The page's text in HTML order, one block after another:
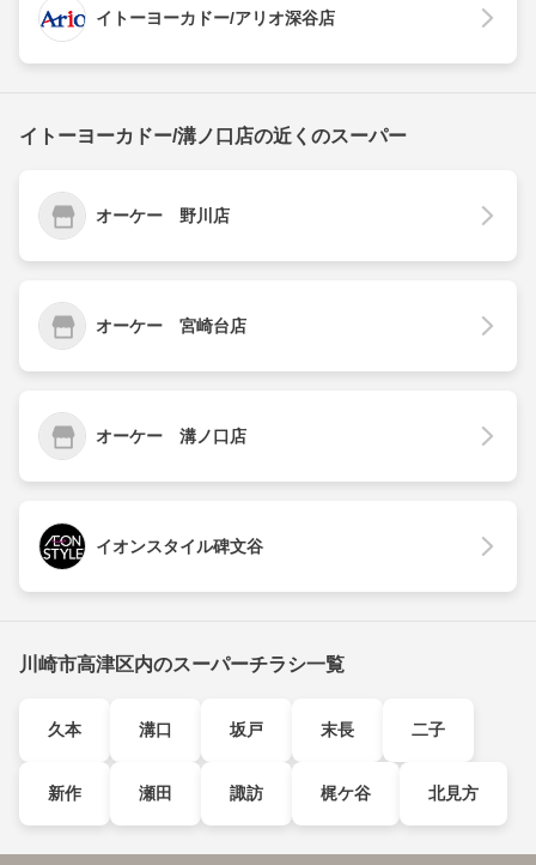
イトーヨーカドー/アリオ深谷店
イトーヨーカドー/溝ノ口店の近くのスーパー
オーケー 野川店
オーケー 宮崎台店
オーケー 溝ノ口店
イオンスタイル碑文谷
川崎市高津区内のスーパーチラシ一覧
久本 溝口 坂戸 末長 二子
新作 瀬田 諏訪 梶ケ谷 北見方